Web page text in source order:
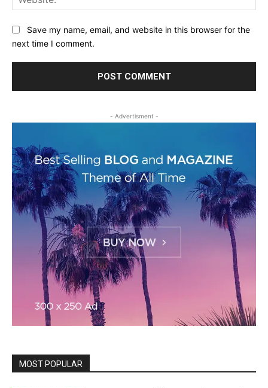
Save my name, email, and website in this browser for the
next time I comment.
- Advertisment -
MOST POPULAR